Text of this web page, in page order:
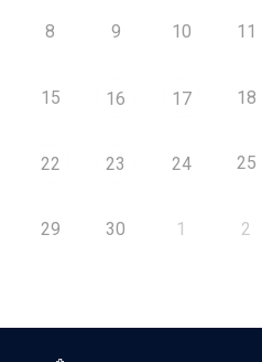
8 9 10 11
15 16 17 18
22 23 24 25
29 30 1 2